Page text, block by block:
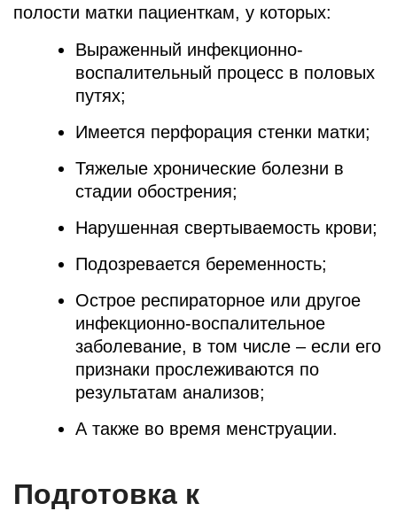
полости матки пациенткам, у которых:
Выраженный инфекционно-
воспалительный процесс в половых
путях;
Имеется перфорация стенки матки;
Тяжелые хронические болезни в
стадии обострения;
Нарушенная свертываемость крови;
Подозревается беременность;
Острое респираторное или другое
инфекционно-воспалительное
заболевание, в том числе – если его
признаки прослеживаются по
результатам анализов;
А также во время менструации.
Подготовка к